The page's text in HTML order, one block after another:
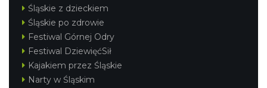
Śląskie z dzieckiem
Śląskie po zdrowie
Festiwal Górnej Odry
Festiwal DziewięćSił
Kajakiem przez Śląskie
Narty w Śląskim